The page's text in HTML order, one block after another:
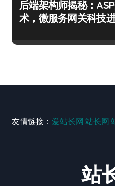
后端架构师揭秘：
术，微服务网关科技
友情链接： 爱站长网 站长网
站